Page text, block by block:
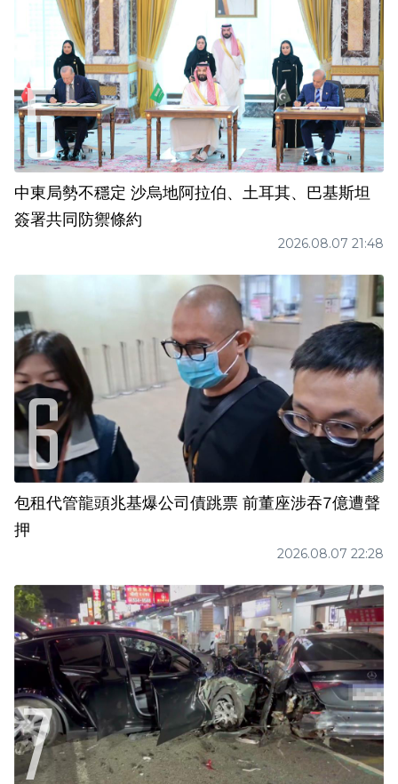
中東局勢不穩定 沙烏地阿拉伯、土耳其、巴基斯坦
簽署共同防禦條約
2026.08.07 21:48
包租代管龍頭兆基爆公司債跳票 前董座涉吞7億遭聲
押
2026.08.07 22:28